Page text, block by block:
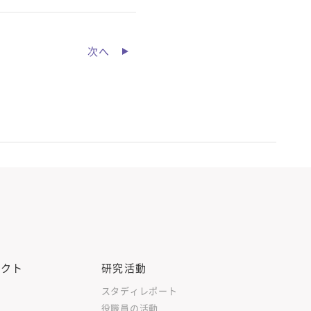
次へ
ト 研究活動
スタディレポート
役職員の活動